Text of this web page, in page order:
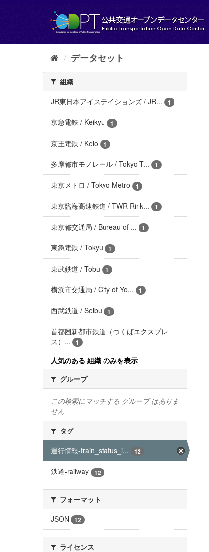
し
データセット
組織
JR東日本アイステイションズ / JR...
1
京急電鉄 / Keikyu 1
京王電鉄 / Keio 1
多摩都市モノレール / Tokyo T... 1
東京メトロ / Tokyo Metro 1
東京臨海高速鉄道 / TWR Rink... 1
東京都交通局 / Bureau of ... 1
東急電鉄 / Tokyu 1
東武鉄道 / Tobu 1
横浜市交通局 / City of Yo... 1
西武鉄道 / Seibu 1
首都圏新都市鉄道（つくばエクスプレ
ス）...
1
人気のある 組織 のみを表示
グループ
この検索にマッチする グループ はありま
せん
タグ
運行情報-train_status_i...
12
鉄道-railway 12
フォーマット
JSON
12
ライセンス